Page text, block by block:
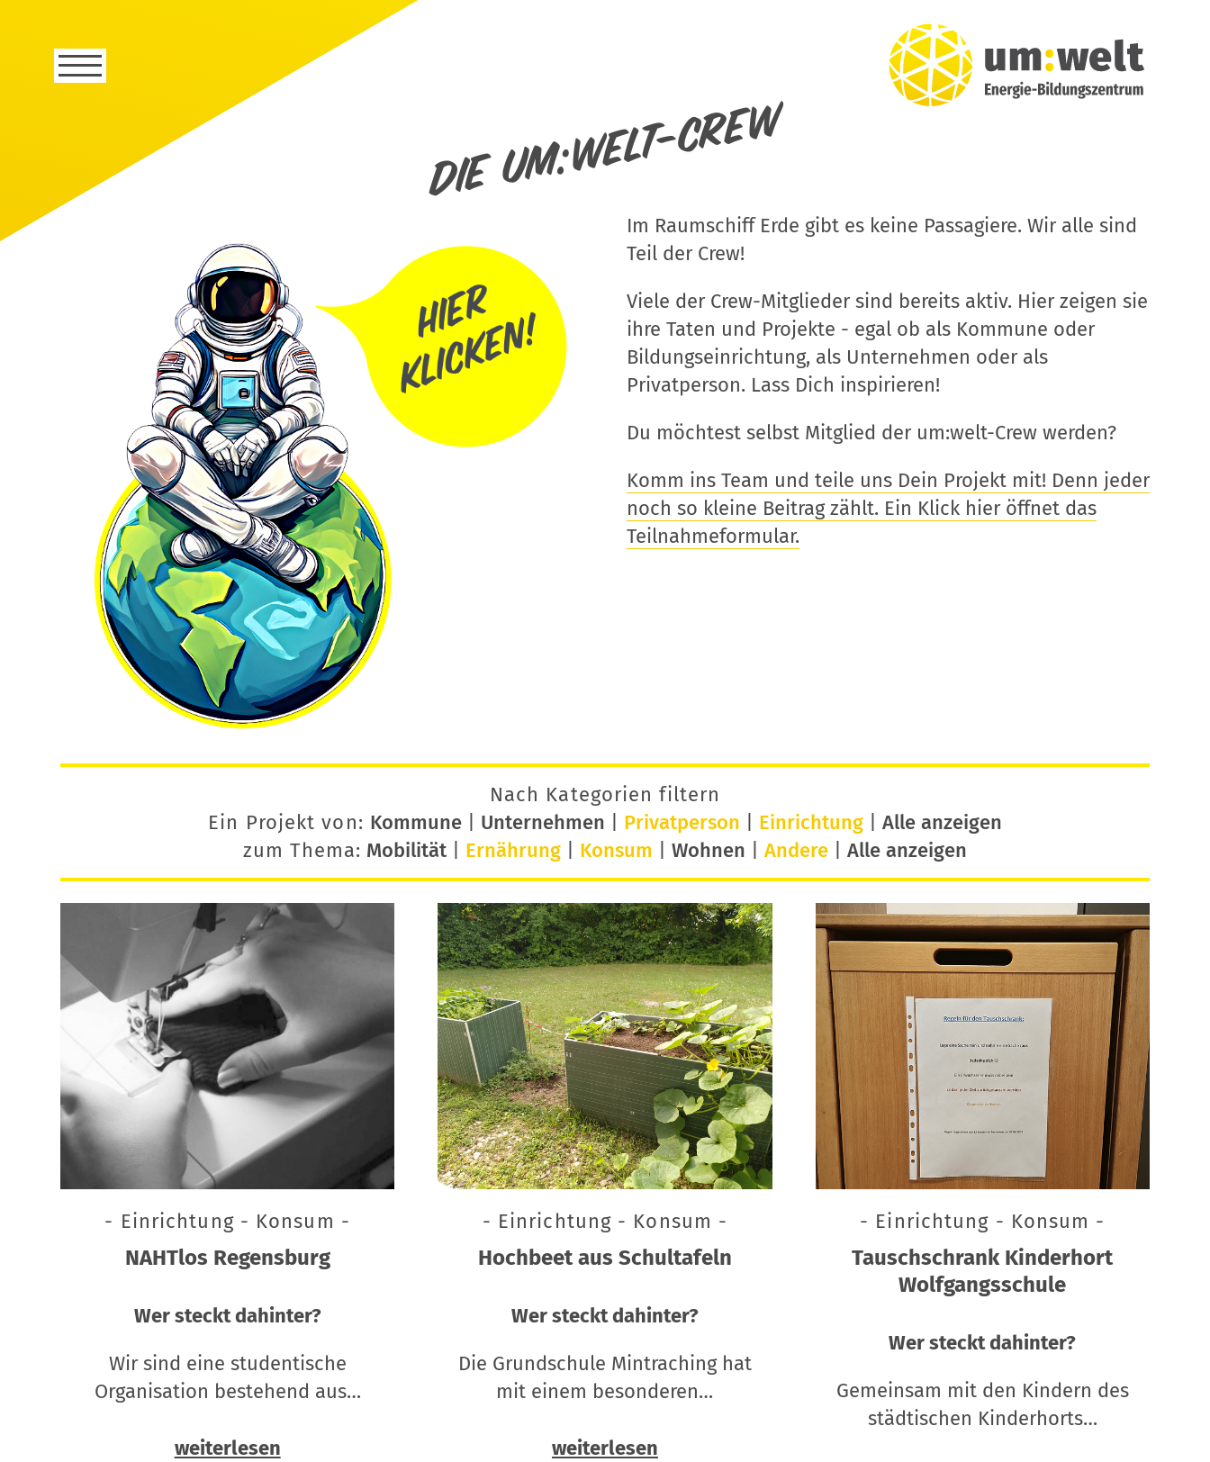
Die um:welt-Crew
Im Raumschiff Erde gibt es keine Passagiere. Wir alle sind
Teil der Crew!
Viele der Crew-Mitglieder sind bereits aktiv. Hier zeigen sie
ihre Taten und Projekte - egal ob als Kommune oder
Bildungseinrichtung, als Unternehmen oder als
Privatperson. Lass Dich inspirieren!
Du möchtest selbst Mitglied der um:welt-Crew werden?
Komm ins Team und teile uns Dein Projekt mit! Denn jeder
noch so kleine Beitrag zählt. Ein Klick hier öffnet das
Teilnahmeformular.
Nach Kategorien filtern
Ein Projekt von: Kommune| Unternehmen Privatperson Einrichtung| Alle anzeigen
zum Thema: Mobilität Ernährung Konsum Wohnen Andere Alle anzeigen
- Einrichtung - Konsum -
NAHTlos Regensburg
Wer steckt dahinter?
Wir sind eine studentische
Organisation bestehend aus…
weiterlesen
- Einrichtung - Konsum -
Hochbeet aus Schultafeln
Wer steckt dahinter?
Die Grundschule Mintraching hat
mit einem besonderen…
weiterlesen
- Einrichtung - Konsum -
Tauschschrank Kinderhort
Wolfgangsschule
Wer steckt dahinter?
Gemeinsam mit den Kindern des
städtischen Kinderhorts…